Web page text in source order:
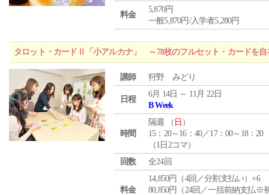
料金
5,870円
一般5,870円/入学者5,280円
タロット・カードⅡ「小アルカナ」 ～78枚のフルセット・カードを自
講師 狩野 みどり
日程
6月 14日 ～ 11月 22日
B Week
時間
隔週 （ 日 ）
15：20～16：40／17：00～18：20
（1日2コマ）
回数
全24回
料金
14,850円（4回／分割支払い）×6
80,850円（24回／一括前納支払※